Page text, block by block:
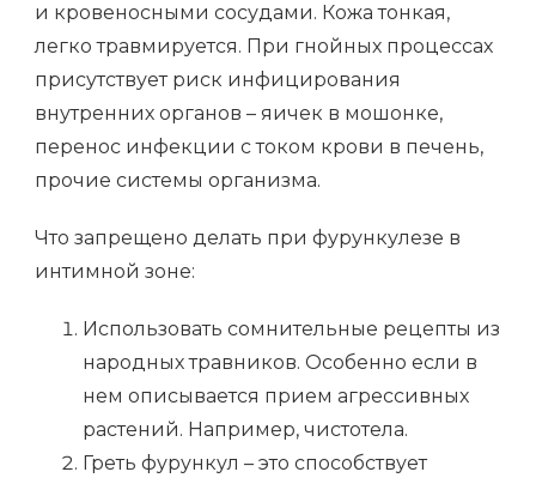
и кровеносными сосудами. Кожа тонкая,
легко травмируется. При гнойных процессах
присутствует риск инфицирования
внутренних органов – яичек в мошонке,
перенос инфекции с током крови в печень,
прочие системы организма.
Что запрещено делать при фурункулезе в
интимной зоне:
Использовать сомнительные рецепты из
народных травников. Особенно если в
нем описывается прием агрессивных
растений. Например, чистотела.
Греть фурункул – это способствует